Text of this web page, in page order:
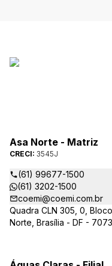
Asa Norte - Matriz
CRECI: 3545J
(61) 99677-1500
(61) 3202-1500
coemi@coemi.com.br
Quadra CLN 305, 0,
Norte, Brasília - DF -